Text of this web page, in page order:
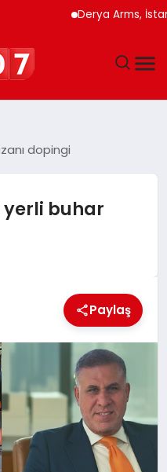
Derya Arms, İstanbul
dopingi
yerli buhar
Paylaş